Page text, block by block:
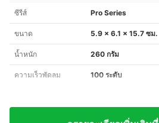
ซีรีส์ Pro Series
ขนาด 5.9 x 6.1 x 15.7 ซม.
น้ำหนัก 260 กรัม
ความเร็วพัดลม 100 ระดับ